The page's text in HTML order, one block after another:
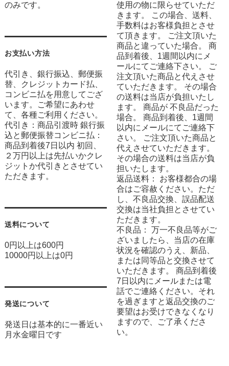
のみです。
お支払い方法
代引き、銀行振込、郵便振
替、クレジットカード払、
コンビニ払を用意してござ
います。ご希望にあわせ
て、各種ご利用ください。
代引き：商品引渡時 銀行振
込と郵便振替コンビニ払：
商品到着後7日以内 初回、
２万円以上は先払いかクレ
ジットか代引きとさせてい
ただきます。
送料について
0円以上は600円
10000円以上は0円
発送について
発送日は基本的に一番近い
月水金曜日です
使用の物に限らせていただ
きます。 この場合、送料、
手数料はお客様負担とさせ
て頂きます。 ご注文頂いた
商品と違っていた場合。 商
品到着後、1週間以内にメ
ールにてご連絡下さい。 ご
注文頂いた商品と代えさせ
ていただきます。 その場合
の送料は当店が負担いたし
ます。 商品が 不良品だった
場合。 商品到着後、1週間
以内にメールにてご連絡下
さい。 ご注文頂いた商品と
代えさせていただきます。
その場合の送料は当店が負
担いたします。
返品送料： お客様都合の場
合はご容赦ください。ただ
し、不良品交換、誤品配送
交換は当社負担とさせてい
ただきます。
不良品： 万一不良品等がご
ざいましたら、当店の在庫
状況を確認のうえ、新品、
または同等品と交換させて
いただきます。 商品到着後
7日以内にメールまたは電
話でご連絡ください。それ
を過ぎますと返品交換のご
要望はお受けできなくなり
ますので、ご了承くださ
い。